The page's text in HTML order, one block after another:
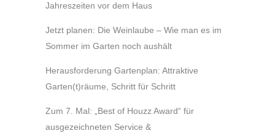
Jahreszeiten vor dem Haus
Jetzt planen: Die Weinlaube – Wie man es im
Sommer im Garten noch aushält
Herausforderung Gartenplan: Attraktive
Garten(t)räume, Schritt für Schritt
Zum 7. Mal: „Best of Houzz Award“ für
ausgezeichneten Service &